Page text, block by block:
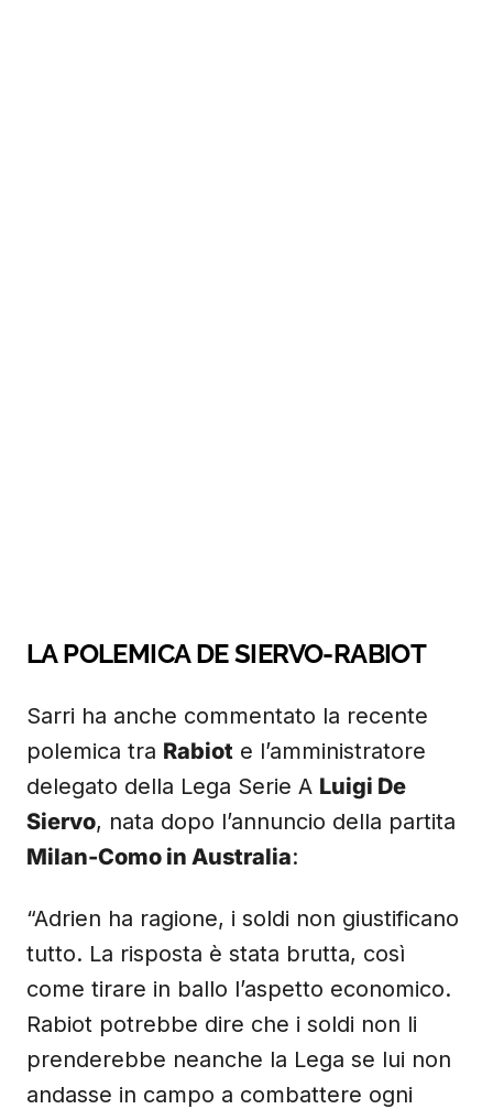
LA POLEMICA DE SIERVO-RABIOT
Sarri ha anche commentato la recente
polemica tra Rabiot e l’amministratore
delegato della Lega Serie A Luigi De
Siervo, nata dopo l’annuncio della partita
Milan-Como in Australia:
“Adrien ha ragione, i soldi non giustificano
tutto. La risposta è stata brutta, così
come tirare in ballo l’aspetto economico.
Rabiot potrebbe dire che i soldi non li
prenderebbe neanche la Lega se lui non
andasse in campo a combattere ogni